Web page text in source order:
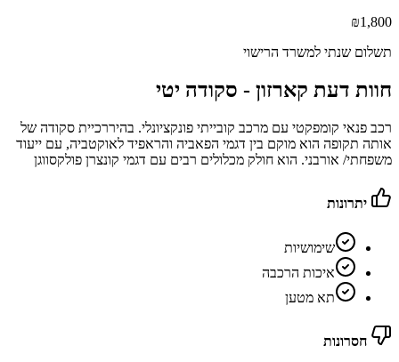
₪1,800
תשלום שנתי למשרד הרישוי
חוות דעת קארזון - סקודה יטי
רכב פנאי קומפקטי עם מרכב קובייתי פונקציונלי. בהיררכיית סקודה של
אותה תקופה הוא מוקם בין דגמי הפאביה והראפיד לאוקטביה, עם ייעוד
משפחתי/ אורבני. הוא חולק מכלולים רבים עם דגמי קונצרן פולקסווגן
יתרונות
שימושיות
איכות הרכבה
תא מטען
חסרונות